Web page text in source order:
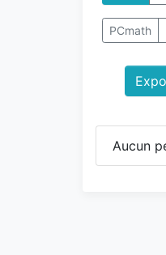
PCmath
Aucun